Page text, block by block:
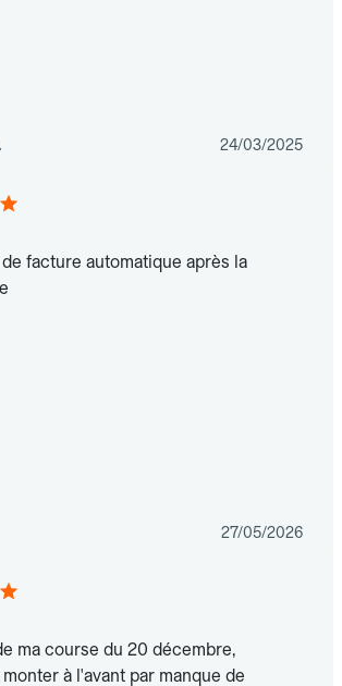
24/03/2025
de facture automatique après la
27/05/2026
ma course du 20 décembre,
à l'avant par manque de